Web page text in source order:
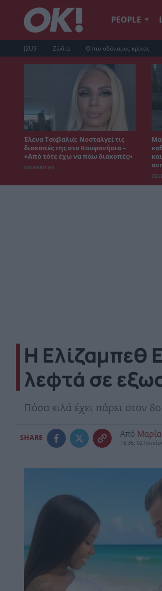
PEOPLE
J2US Ζώδια Ο πιο αδύναμος κρίκος
Έλενα Τσαβαλιά: Νοσταλγεί τις
διακοπές της στα Κουφονήσια –
«Από τότε έχω να πάω διακοπές»
CELEBRITIES
Η Ελίζαμπεθ
λεφτά σε
Πόσα κιλά έχει πάρει στον
SHARE Από
16:36, 02